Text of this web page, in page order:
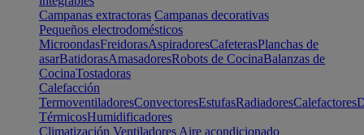
Campanas extractoras Campanas decorativas
Pequeños electrodomésticos
MicroondasFreidorasAspiradoresCafeterasPlanchas de
asarBatidorasAmasadoresRobots de CocinaBalanzas de
CocinaTostadoras
Calefacción
TermoventiladoresConvectoresEstufasRadiadoresCalefactores
TérmicosHumidificadores
Climatización Ventiladores Aire acondicionado